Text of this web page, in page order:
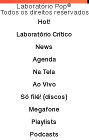
Laboratório Pop®
Todos os direitos reservados
Hot!
Laboratório Crítico
News
Agenda
Na Tela
Ao Vivo
Só filé! (discos)
Megafone
Playlists
Podcasts